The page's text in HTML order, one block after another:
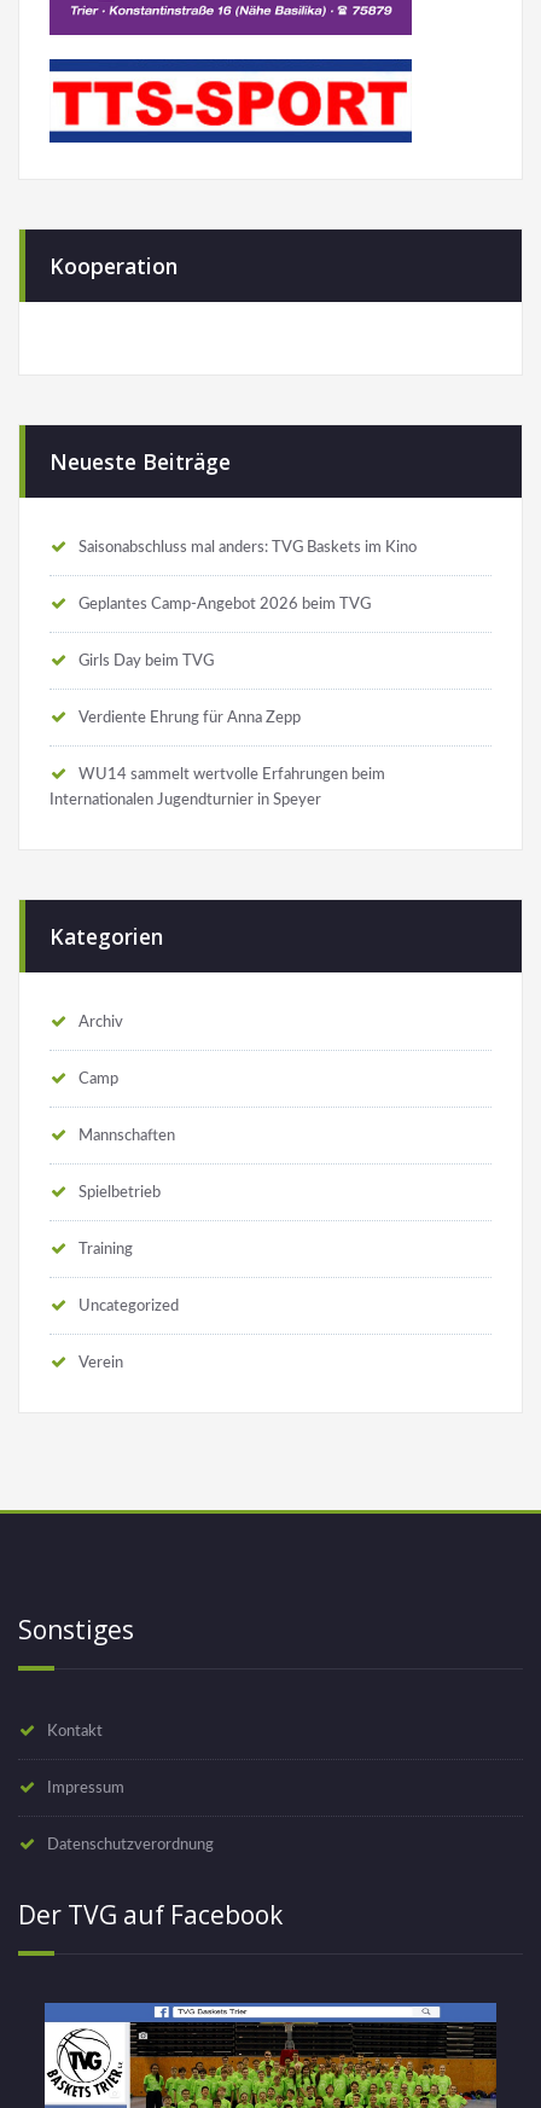
Kooperation
Neueste Beiträge
Saisonabschluss mal anders: TVG Baskets im Kino
Geplantes Camp-Angebot 2026 beim TVG
Girls Day beim TVG
Verdiente Ehrung für Anna Zepp
WU14 sammelt wertvolle Erfahrungen beim
Internationalen Jugendturnier in Speyer
Kategorien
Archiv
Camp
Mannschaften
Spielbetrieb
Training
Uncategorized
Verein
Sonstiges
Kontakt
Impressum
Datenschutzverordnung
Der TVG auf Facebook